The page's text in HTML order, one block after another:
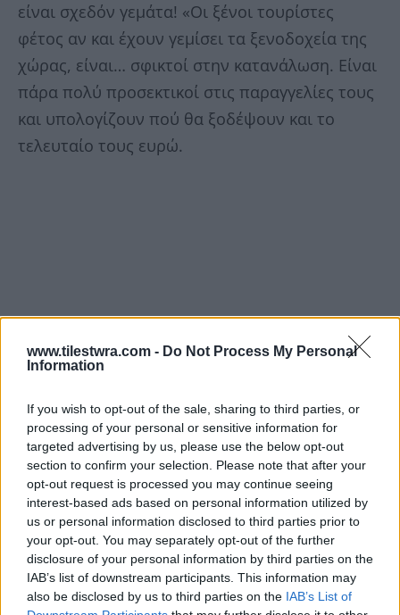
www.tilestwra.com - Do Not Process My Personal
Information
If you wish to opt-out of the sale, sharing to third parties, or
processing of your personal or sensitive information for
targeted advertising by us, please use the below opt-out
section to confirm your selection. Please note that after your
opt-out request is processed you may continue seeing
interest-based ads based on personal information utilized by
us or personal information disclosed to third parties prior to
your opt-out. You may separately opt-out of the further
disclosure of your personal information by third parties on the
IAB’s list of downstream participants. This information may
also be disclosed by us to third parties on the IAB’s List of
είναι σχεδόν γεμάτα! «Οι ξένοι τουρίστες
φέτος αν και έχουν γεμίσει τα ξενοδοχεία της
χώρας, είναι… σφικτοί στην κατανάλωση. Είναι
πάρα πολύ προσεκτικοί στις παραγγελίες τους
και υπολογίζουν πού θα ξοδέψουν και το
τελευταίο τους ευρώ.
Δεν βγαίνουν τα έξοδα ούτε μιας οικογενειακής